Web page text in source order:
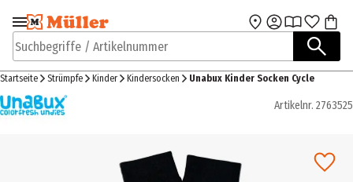
Zur Navigation
springen
Zum Hauptinhalt
Suchbegriffe / Artikelnummer
Startseite Strümpfe Kinder Kindersocken Unabux Kinder Socken Cycle
Artikelnr. 2763525